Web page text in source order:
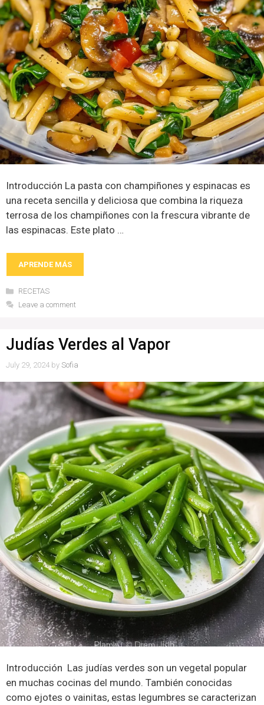
Introducción La pasta con champiñones y espinacas es
una receta sencilla y deliciosa que combina la riqueza
terrosa de los champiñones con la frescura vibrante de
las espinacas. Este plato …
APRENDE MÁS
Categories
RECETAS
Leave a comment
Judías Verdes al Vapor
July 29, 2024 by Sofia
Introducción Las judías verdes son un vegetal popular
en muchas cocinas del mundo. También conocidas
como ejotes o vainitas, estas legumbres se caracterizan